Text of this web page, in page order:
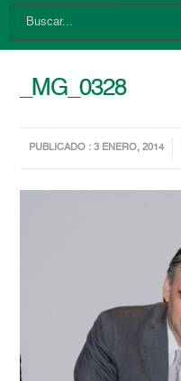
_MG_0328
PUBLICADO : 3 ENERO, 2014